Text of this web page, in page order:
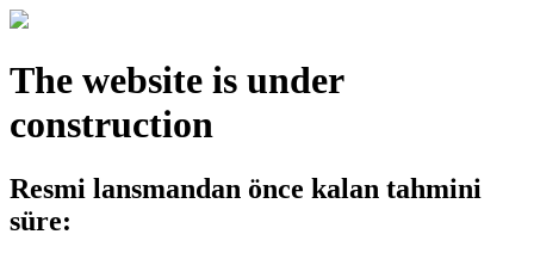
The website is under
construction
Resmi lansmandan önce kalan tahmini
süre: